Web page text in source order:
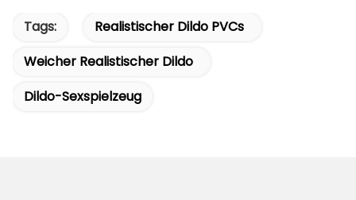
Tags:
Realistischer Dildo PVCs
Weicher Realistischer Dildo
Dildo-Sexspielzeug